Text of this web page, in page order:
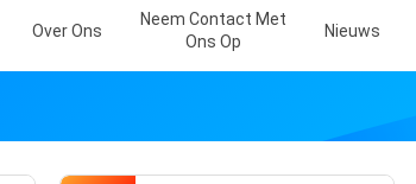
Over Ons
Neem Contact Met
Ons Op
Nieuws